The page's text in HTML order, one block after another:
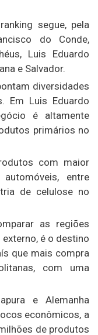
segue, pela
do Conde,
Luis Eduardo
e Salvador.
diversidades
Em Luis Eduardo
é altamente
primários no
com maior
entre
de celulose no
as regiões
é o destino
que mais compra
com uma
e Alemanha
econômicos, a
de produtos